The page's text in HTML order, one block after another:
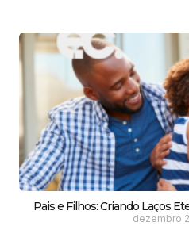
Pais e Filhos: Criando Laços
dezembro